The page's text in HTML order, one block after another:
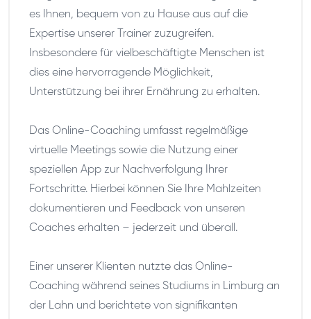
es Ihnen, bequem von zu Hause aus auf die
Expertise unserer Trainer zuzugreifen.
Insbesondere für vielbeschäftigte Menschen ist
dies eine hervorragende Möglichkeit,
Unterstützung bei ihrer Ernährung zu erhalten.
Das Online-Coaching umfasst regelmäßige
virtuelle Meetings sowie die Nutzung einer
speziellen App zur Nachverfolgung Ihrer
Fortschritte. Hierbei können Sie Ihre Mahlzeiten
dokumentieren und Feedback von unseren
Coaches erhalten – jederzeit und überall.
Einer unserer Klienten nutzte das Online-
Coaching während seines Studiums in Limburg an
der Lahn und berichtete von signifikanten